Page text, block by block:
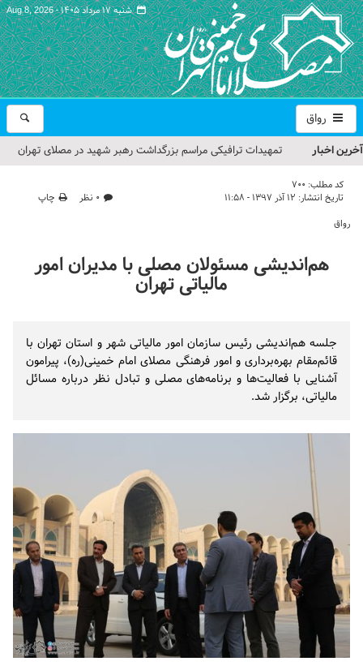
شنبه ۱۷ مرداد ۱۴۰۵ - Aug 8, 2026
رواق
آخرین اخبار
تمهیدات ترافیکی مراسم بزرگداشت رهبر شهید در مصلای تهران
حجت‌الاسلام حاج علی‌اکبری؛ خطیب این هفته نماز جمعه تهران
معظم انقلاب
گزارش تصویری| مراسم نماز بر پیکر امام شهید انقلاب اسلامی ایران
کد مطلب: 700
تاریخ انتشار: ۱۲ آذر ۱۳۹۷ - ۱۱:۵۸ ۰ نظر
چاپ
رواق
هم‌اندیشی مسئولان مصلی با مدیران امور
مالیاتی تهران
جلسه هم‌اندیشی رئیس سازمان امور مالیاتی شهر و استان تهران با
قائم‌مقام بهره‌برداری و امور فرهنگی مصلای امام خمینی(ره)، پیرامون
آشنایی با فعالیت‌ها و برنامه‌های مصلی و تبادل نظر درباره مسائل
مالیاتی، برگزار شد.